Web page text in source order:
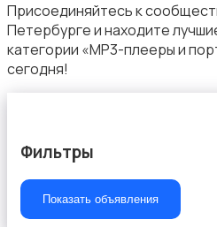
Присоединяйтесь к
Петербурге и находите
категории «MP3-плееры и
сегодня!
Фильтры
Показать объявления